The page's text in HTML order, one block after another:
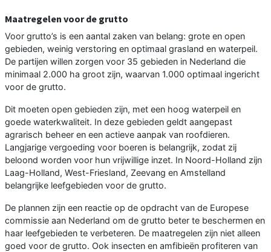
Maatregelen voor de grutto
Voor grutto’s is een aantal zaken van belang: grote en open
gebieden, weinig verstoring en optimaal grasland en waterpeil.
De partijen willen zorgen voor 35 gebieden in Nederland die
minimaal 2.000 ha groot zijn, waarvan 1.000 optimaal ingericht
voor de grutto.
Dit moeten open gebieden zijn, met een hoog waterpeil en
goede waterkwaliteit. In deze gebieden geldt aangepast
agrarisch beheer en een actieve aanpak van roofdieren.
Langjarige vergoeding voor boeren is belangrijk, zodat zij
beloond worden voor hun vrijwillige inzet. In Noord-Holland zijn
Laag-Holland, West-Friesland, Zeevang en Amstelland
belangrijke leefgebieden voor de grutto.
De plannen zijn een reactie op de opdracht van de Europese
commissie aan Nederland om de grutto beter te beschermen en
haar leefgebieden te verbeteren. De maatregelen zijn niet alleen
goed voor de grutto. Ook insecten en amfibieën profiteren van